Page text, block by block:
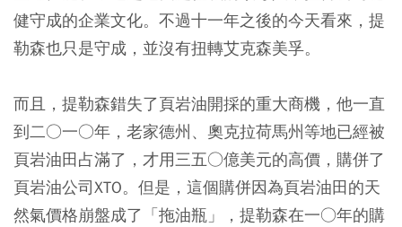
健守成的企業文化。不過十一年之後的今天看來，提
勒森也只是守成，並沒有扭轉艾克森美孚。
而且，提勒森錯失了頁岩油開採的重大商機，他一直
到二○一○年，老家德州、奧克拉荷馬州等地已經被
頁岩油田占滿了，才用三五○億美元的高價，購併了
頁岩油公司XTO。但是，這個購併因為頁岩油田的天
然氣價格崩盤成了「拖油瓶」，提勒森在一○年的購